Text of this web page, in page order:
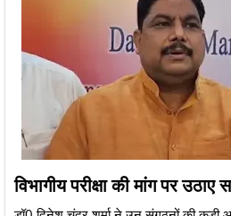
विभागीय परीक्षा की मांग पर उठाए